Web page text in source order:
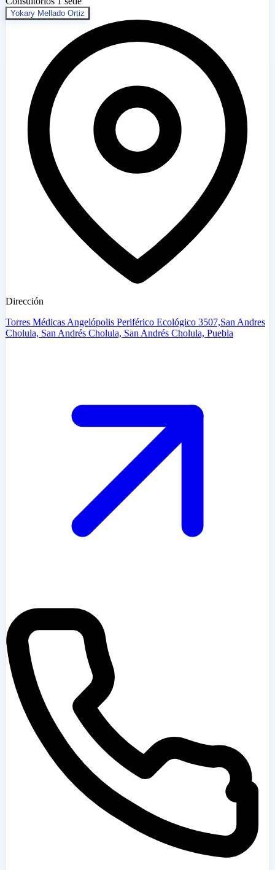
Yokary Mellado Ortiz
Dirección
Torres Médicas Angelópolis Periférico Ecológico 3507,San Andres
Cholula, San Andrés Cholula, San Andrés Cholula, Puebla